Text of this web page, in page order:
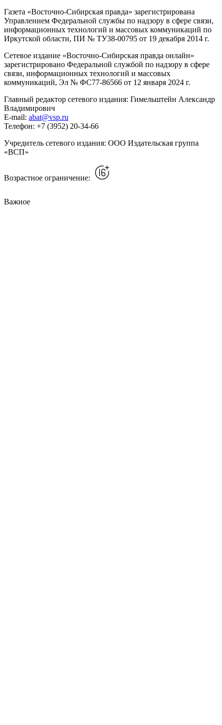
Газета «Восточно-Сибирская правда» зарегистрирована
Управлением Федеральной службы по надзору в сфере связи,
информационных технологий и массовых коммуникаций по
Иркутской области, ПИ № ТУ38-00795 от 19 декабря 2014 г.
Сетевое издание «Восточно-Сибирская правда онлайн»
зарегистрировано Федеральной службой по надзору в сфере
связи, информационных технологий и массовых
коммуникаций, Эл № ФС77-86566 от 12 января 2024 г.
Главный редактор сетевого издания: Гимельштейн Александр
Владимирович
E-mail: abat@vsp.ru
Телефон: +7 (3952) 20-34-66
Учредитель сетевого издания: ООО Издательская группа
«ВСП»
Возрастное ограничение:
Важное